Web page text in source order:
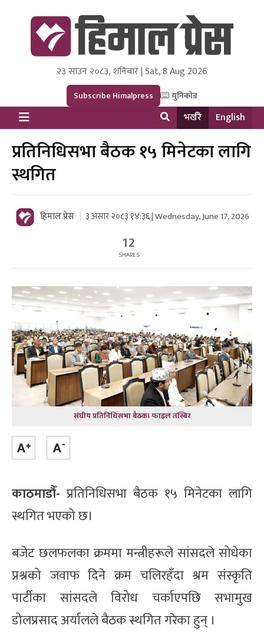
Himal Press
Dot NewsyNepal Media and Research Pvt Ltd.
२३ साउन २०८३, शनिबार | Sat, 8 Aug 2026
Subscribe Himalpress युनिकोड
भर्खरै English
प्रतिनिधिसभा बैठक १५ मिनेटका लागि
स्थगित
हिमाल प्रेस ३ असार २०८३ १४:३६ | Wednesday, June 17, 2026
12
SHARES
संघीय प्रतिनिधिसभा बैठक। फाइल तस्बिर
काठमाडौँ- प्रतिनिधिसभा बैठक १५ मिनेटका लागि
स्थगित भएको छ।
बजेट छलफलका क्रममा मन्त्रीहरूले सांसदले सोधेका
प्रश्नको जवाफ दिने क्रम चलिरहँदा श्रम संस्कृति
पार्टीका सांसदले विरोध चर्काएपछि सभामुख
डोलप्रसाद अर्यालले बैठक स्थगित गरेका हुन् ।